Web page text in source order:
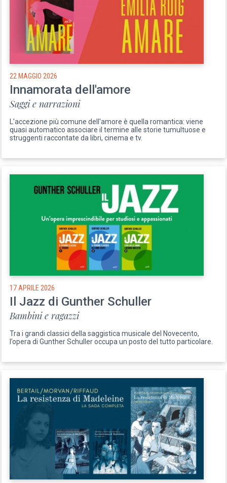
22 MAGGIO 2026
Innamorata dell'amore
Saggi e narrazioni
L'accezione più comune dell'amore è quella romantica: viene
quasi automatico associare il termine alle storie tumultuose e
struggenti raccontate da libri, cinema e tv.
17 APRILE 2026
Il Jazz di Gunther Schuller
Bambini e ragazzi
Tra i grandi classici della saggistica musicale del Novecento,
l’opera di Gunther Schuller occupa un posto del tutto particolare.